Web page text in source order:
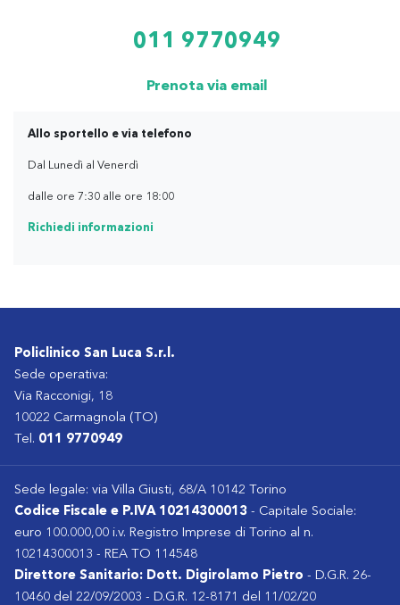
011 9770949
Prenota via email
Allo sportello e via telefono
Dal Lunedì al Venerdì
dalle ore 7:30 alle ore 18:00
Richiedi informazioni
Policlinico San Luca S.r.l.
Sede operativa:
Via Racconigi, 18
10022 Carmagnola (TO)
Tel. 011 9770949
Sede legale: via Villa Giusti, 68/A 10142 Torino
Codice Fiscale e P.IVA 10214300013 - Capitale Sociale:
euro 100.000,00 i.v. Registro Imprese di Torino al n.
10214300013 - REA TO 114548
Direttore Sanitario: Dott. Digirolamo Pietro - D.G.R. 26-
10460 del 22/09/2003 - D.G.R. 12-8171 del 11/02/20